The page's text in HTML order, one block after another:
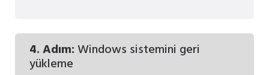
4. Adım:Windows sistemini geri
yükleme